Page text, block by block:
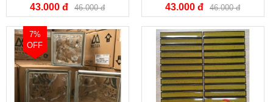
43.000 đ 46.000 đ 43.000 đ 46.000 đ
7%
OFF